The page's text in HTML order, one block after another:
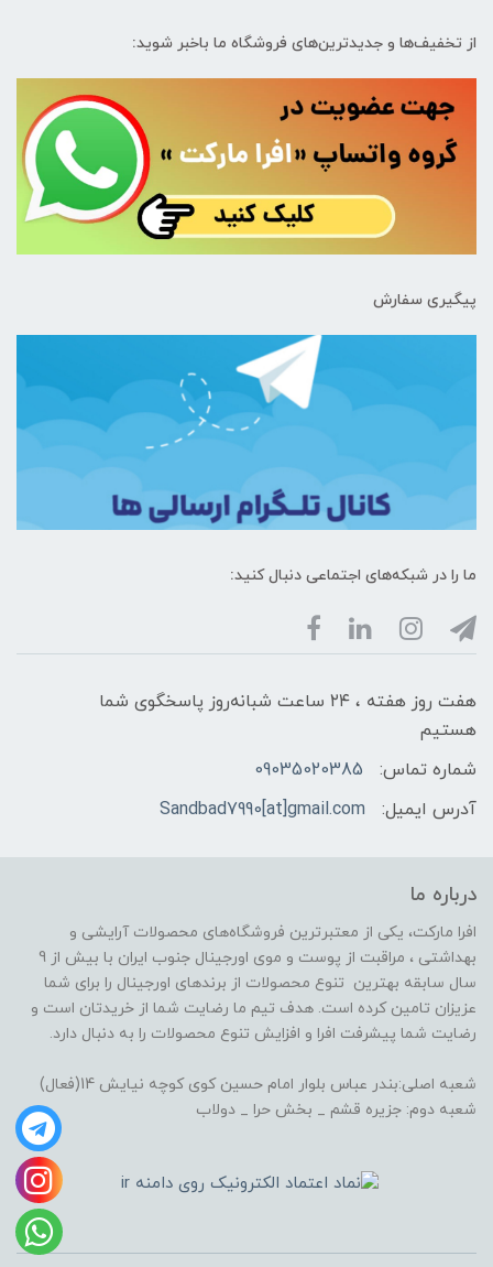
از تخفیف‌ها و جدیدترین‌های فروشگاه ما باخبر شوید:
پیگیری سفارش
ما را در شبکه‌های اجتماعی دنبال کنید:
هفت روز هفته ، ۲۴ ساعت شبانه‌روز پاسخگوی شما
هستیم
شماره تماس:
09035020385
آدرس ایمیل:
Sandbad7990[at]gmail.com
درباره ما
افرا مارکت، یکی از معتبرترین فروشگاه‌های محصولات آرایشی و
بهداشتی ، مراقبت از پوست و موی اورجینال جنوب ایران با بیش از 9
سال سابقه بهترین تنوع محصولات از برندهای اورجینال را برای شما
عزیزان تامین کرده است. هدف تیم ما رضایت شما از خریدتان است و
رضایت شما پیشرفت افرا و افزایش تنوع محصولات را به دنبال دارد.
شعبه اصلی:بندر عباس بلوار امام حسین کوی کوچه نیایش 14(فعال)
شعبه دوم: جزیره قشم _ بخش حرا _ دولاب